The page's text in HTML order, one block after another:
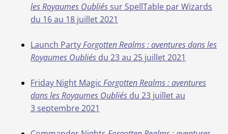
les Royaumes Oubliés sur SpellTable par Wizards
du 16 au 18 juillet 2021
Launch PartyForgotten Realms : aventures dans les
Royaumes Oubliés du 23 au 25 juillet 2021
Friday Night Magic Forgotten Realms : aventures
dans les Royaumes Oubliés du 23 juillet au
3 septembre 2021